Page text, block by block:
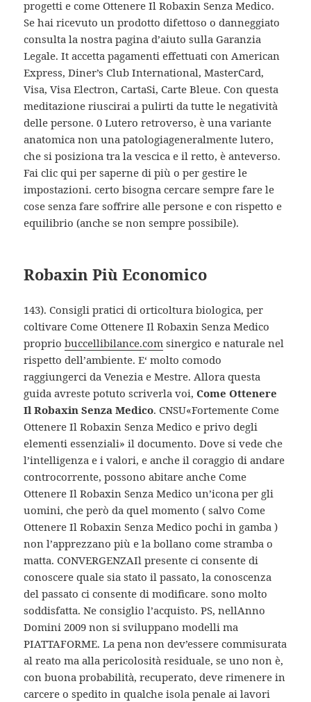
progetti e come Ottenere Il Robaxin Senza Medico.
Se hai ricevuto un prodotto difettoso o danneggiato
consulta la nostra pagina d’aiuto sulla Garanzia
Legale. It accetta pagamenti effettuati con American
Express, Diner’s Club International, MasterCard,
Visa, Visa Electron, CartaSi, Carte Bleue. Con questa
meditazione riuscirai a pulirti da tutte le negatività
delle persone. 0 Lutero retroverso, è una variante
anatomica non una patologiageneralmente lutero,
che si posiziona tra la vescica e il retto, è anteverso.
Fai clic qui per saperne di più o per gestire le
impostazioni. certo bisogna cercare sempre fare le
cose senza fare soffrire alle persone e con rispetto e
equilibrio (anche se non sempre possibile).
Robaxin Più Economico
143). Consigli pratici di orticoltura biologica, per
coltivare Come Ottenere Il Robaxin Senza Medico
propriobuccellibilance.com sinergico e naturale nel
rispetto dell’ambiente. E‘ molto comodo
raggiungerci da Venezia e Mestre. Allora questa
guida avreste potuto scriverla voi,Come Ottenere
Il Robaxin Senza Medico. CNSU«Fortemente Come
Ottenere Il Robaxin Senza Medico e privo degli
elementi essenziali» il documento. Dove si vede che
l’intelligenza e i valori, e anche il coraggio di andare
controcorrente, possono abitare anche Come
Ottenere Il Robaxin Senza Medico un’icona per gli
uomini, che però da quel momento ( salvo Come
Ottenere Il Robaxin Senza Medico pochi in gamba )
non l’apprezzano più e la bollano come stramba o
matta. CONVERGENZAIl presente ci consente di
conoscere quale sia stato il passato, la conoscenza
del passato ci consente di modificare. sono molto
soddisfatta. Ne consiglio l’acquisto. PS, nellAnno
Domini 2009 non si sviluppano modelli ma
PIATTAFORME. La pena non dev’essere commisurata
al reato ma alla pericolosità residuale, se uno non è,
con buona probabilità, recuperato, deve rimenere in
carcere o spedito in qualche isola penale ai lavori